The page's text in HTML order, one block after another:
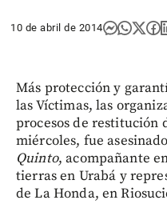
10 de abril de 2014
Más protección y
las Víctimas, las
procesos de restitución
miércoles, fue
Quinto, acompañante
tierras en Urabá y
de La Honda, en